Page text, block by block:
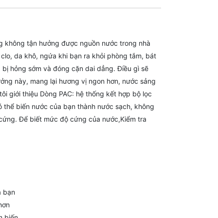
tận hưởng được nguồn nước trong nhà
da khô, ngứa khi bạn ra khỏi phòng tắm, bát
hỏng sớm và đóng cặn dai dẳng. Điều gì sẽ
này, mang lại hương vị ngon hơn, nước sảng
giới thiệu Dòng PAC: hệ thống kết hợp bộ lọc
biến nước của bạn thành nước sạch, không
Để biết mức độ cứng của nước,Kiểm tra
bạn